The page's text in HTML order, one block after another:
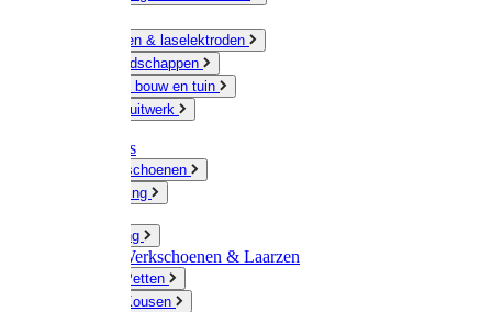
Slijpschijven & laselektroden
Handgereedschappen
IJzerwaren bouw en tuin
Hang en sluitwerk
Disposables
Werkhandschoenen
Regenkleding
Werkkleding
Wandel-/ Werkschoenen & Laarzen
Hoeden / Petten
Sokken / Kousen